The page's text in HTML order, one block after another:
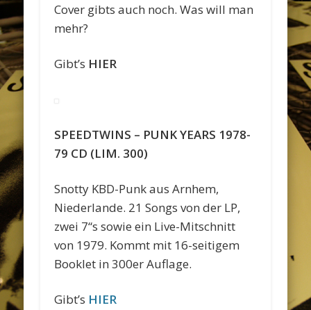
Cover gibts auch noch. Was will man
mehr?
Gibt’s HIER
SPEEDTWINS – PUNK YEARS 1978-
79 CD (LIM. 300)
Snotty KBD-Punk aus Arnhem,
Niederlande. 21 Songs von der LP,
zwei 7“s sowie ein Live-Mitschnitt
von 1979. Kommt mit 16-seitigem
Booklet in 300er Auflage.
Gibt’s HIER